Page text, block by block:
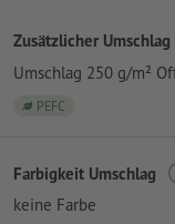
Zusätzlicher Umschlag
Umschlag 250 g/m²
PEFC
Farbigkeit Umschlag
keine Farbe